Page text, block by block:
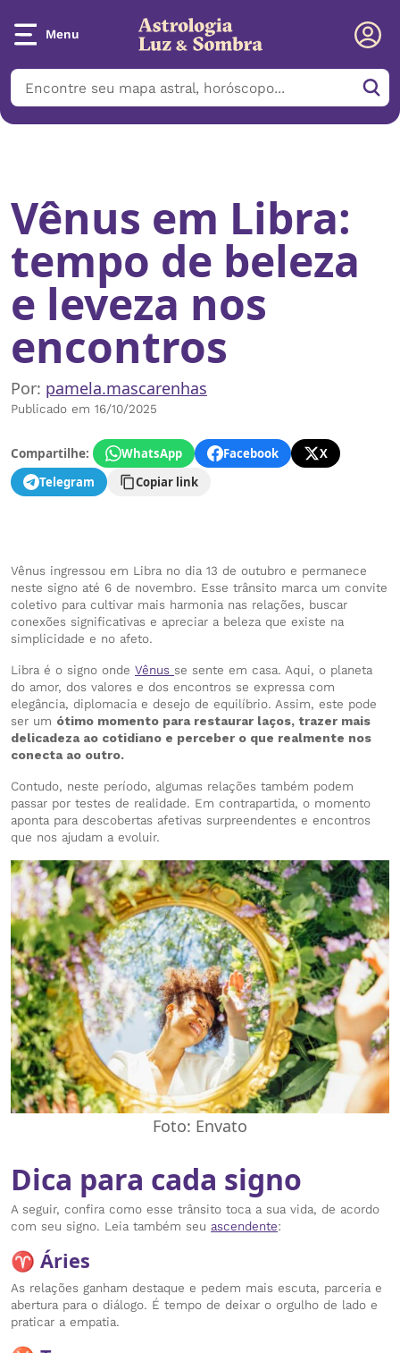
Menu
Início/Notícias/Vênus em Libra: tempo de beleza e leveza nos
Vênus em Libra:
tempo de beleza
e leveza nos
encontros
Por: pamela.mascarenhas
Publicado em 16/10/2025
Compartilhe: WhatsApp Facebook
X
Telegram
Copiar link
Vênus ingressou em Libra no dia 13 de outubro e permanece
neste signo até 6 de novembro. Esse trânsito marca um convite
coletivo para cultivar mais harmonia nas relações, buscar
conexões significativas e apreciar a beleza que existe na
simplicidade e no afeto.
Libra é o signo onde Vênus se sente em casa. Aqui, o planeta
do amor, dos valores e dos encontros se expressa com
elegância, diplomacia e desejo de equilíbrio. Assim, este pode
ser um ótimo momento para restaurar laços, trazer mais
delicadeza ao cotidiano e perceber o que realmente nos
conecta ao outro.
Contudo, neste período, algumas relações também podem
passar por testes de realidade. Em contrapartida, o momento
aponta para descobertas afetivas surpreendentes e encontros
que nos ajudam a evoluir.
Foto: Envato
Dica para cada signo
A seguir, confira como esse trânsito toca a sua vida, de acordo
com seu signo. Leia também seu ascendente:
♈ Áries
As relações ganham destaque e pedem mais escuta, parceria e
abertura para o diálogo. É tempo de deixar o orgulho de lado e
praticar a empatia.